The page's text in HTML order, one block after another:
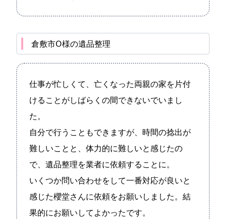
倉敷市O様の遺品整理
仕事が忙しくて、亡くなった両親の家を片付
けることがしばらくの間できないでいまし
た。
自分で行うこともできますが、時間の捻出が
難しいことと、体力的に難しいと感じたの
で、遺品整理を業者に依頼することに。
いくつか問い合わせをして一番対応が良いと
感じた櫻堂さんに依頼をお願いしました。結
果的にお願いしてよかったです。